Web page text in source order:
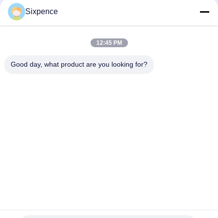
1
Sixpence
12:45 PM
Good day, what product are you looking for?